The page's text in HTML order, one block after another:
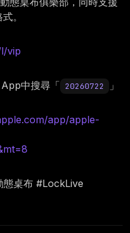
。
vip
中搜尋「 20260722 」
app/apple-
桌布 #LockLive